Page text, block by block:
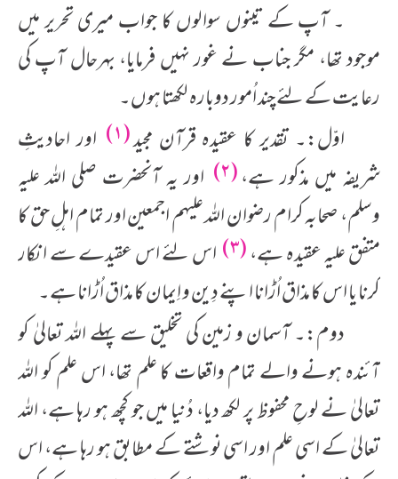
۔ آپ کے تینوں سوالوں کا جواب میری تحریر میں
موجود تھا، مگر جناب نے غور نہیں فرمایا، بہرحال آپ کی
رعایت کے لئے چند اُمور دوبارہ لکھتا ہوں۔
اوّل:۔ تقدیر کا عقیدہ قرآن مجید(۱)
اور احادیثِ
شریفہ میں مذکور ہے،(۲)
اور یہ آنحضرت صلی اللہ علیہ
وسلم، صحابہ کرام رضوان اللہ علیہم اجمعین اور تمام اہلِ حق کا
متفق علیہ عقیدہ ہے،(۳)
اس لئے اس عقیدے سے انکار
کرنا یا اس کا مذاق اُڑانا اپنے دِین و اِیمان کا مذاق اُڑانا ہے۔
دوم:۔ آسمان و زمین کی تخلیق سے پہلے اللہ تعالیٰ کو
آئندہ ہونے والے تمام واقعات کا علم تھا، اس علم کو اللہ
تعالیٰ نے لوحِ محفوظ پر لکھ دیا، دُنیا میں جو کچھ ہو رہا ہے، اللہ
تعالیٰ کے اسی علم اور اسی نوشتے کے مطابق ہو رہا ہے، اس